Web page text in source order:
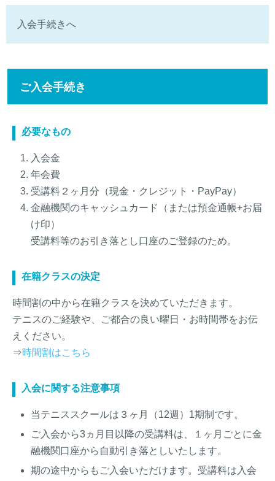
入会手続きへ
ご入会手続き
必要なもの
入会金
年会費
受講料２ヶ月分（現金・クレジット・PayPay）
金融機関のキャッシュカード（または預金通帳+お届
け印）
受講料等のお引き落とし口座のご登録のため。
在籍クラスの決定
時間割の中から在籍クラスを決めていただきます。
テニスのご経験や、ご都合の良い曜日・お時間帯をお伝
えください。
⇒時間割はこちら
入会に関する注意事項
当テニススクールは３ヶ月（12週）1期制です。
ご入会から3ヵ月目以降の受講料は、１ヶ月ごとに金
融機関口座から自動引き落としいたします。
期の途中からもご入会いただけます。受講料は入会